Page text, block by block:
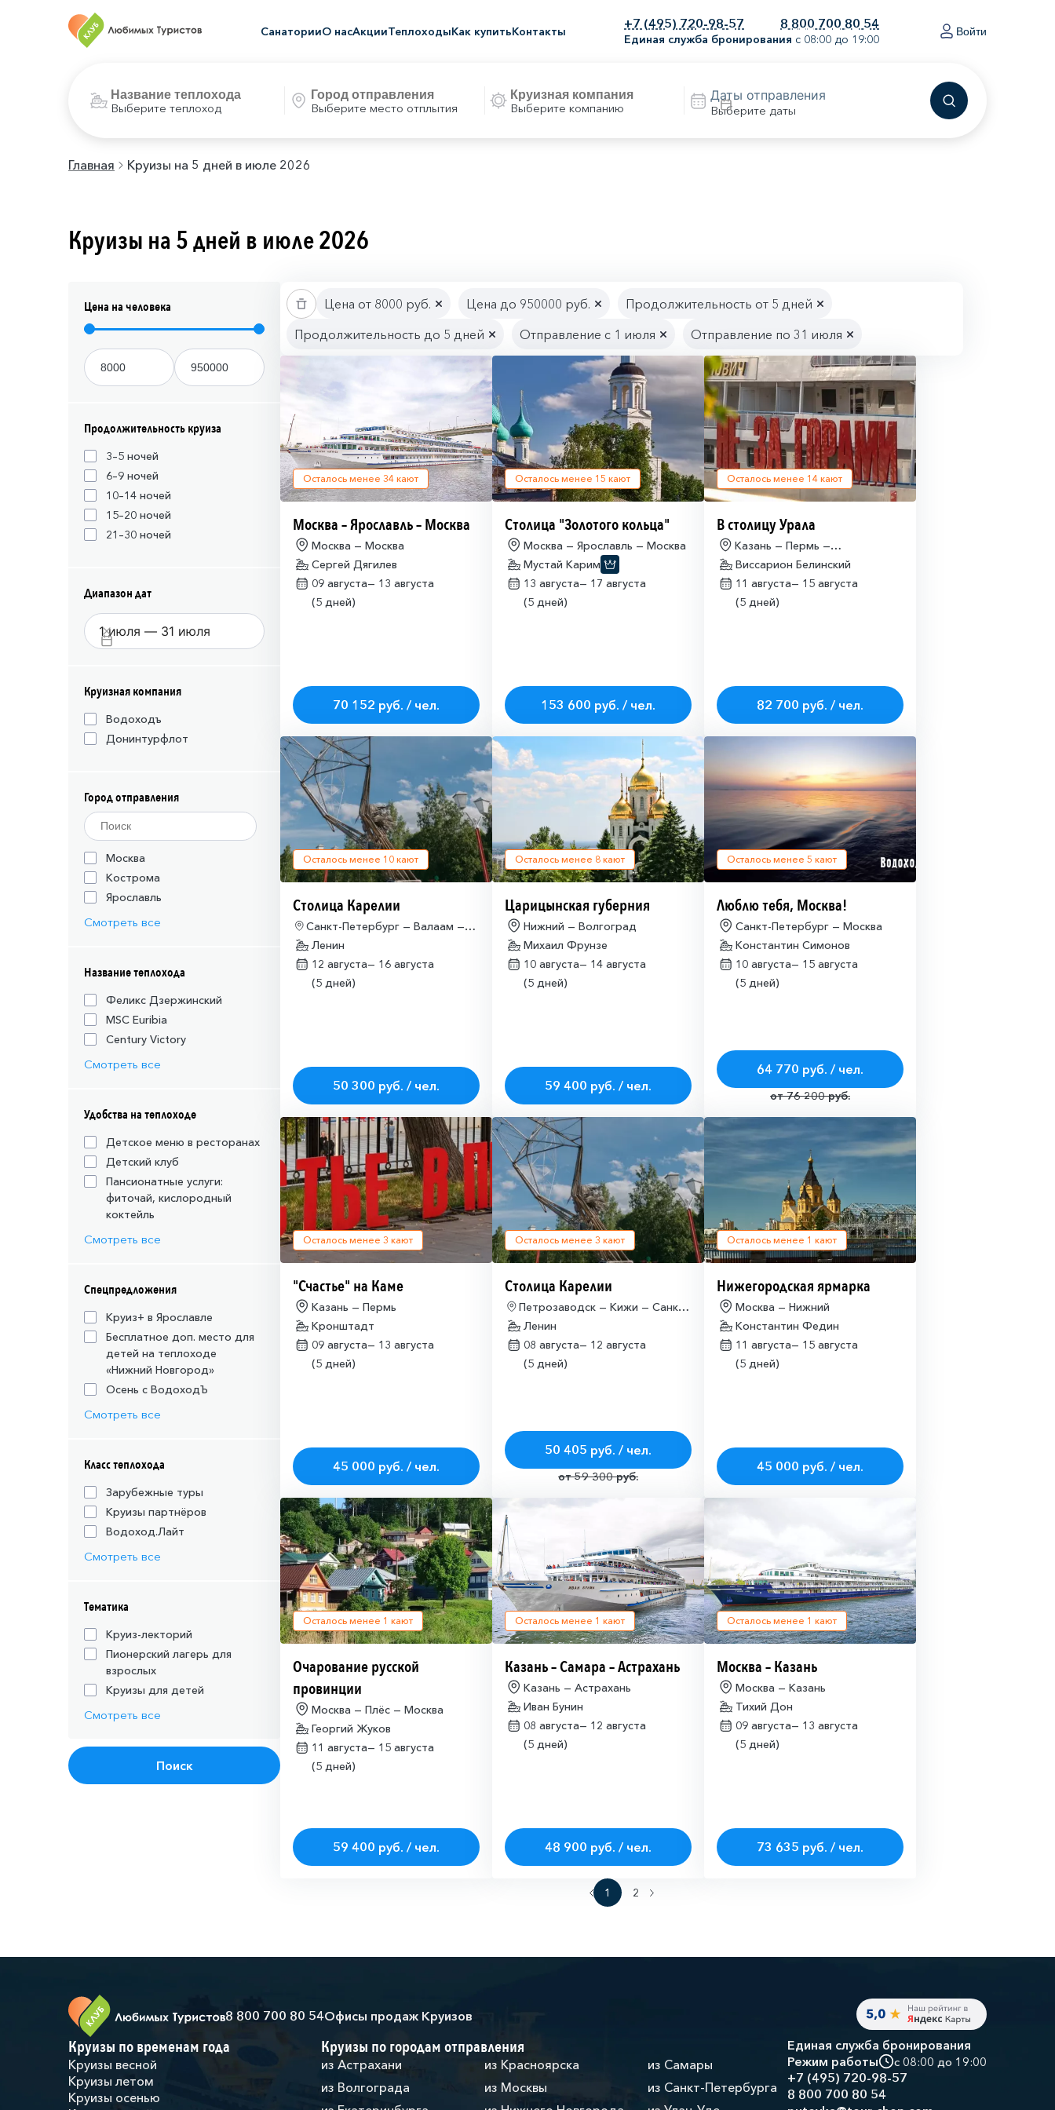
СанаторииО насАкцииТеплоходыКак купитьКонтакты
+7 (495) 720-98-57 8 800 700 80 54
Единая служба бронирования с 08:00 до 19:00
Войти
Выберите теплоход Выберите место отплытия Выберите компанию Выберите даты
Главная Круизы на 5 дней в июле 2026
Круизы на 5 дней в июле 2026
Цена на человека
Продолжительность круиза
3–5 ночей
6–9 ночей
10–14 ночей
15–20 ночей
21–30 ночей
Диапазон дат
Круизная компания
Водоходъ
Донинтурфлот
Город отправления
Москва
Кострома
Ярославль
Смотреть все
Название теплохода
Феликс Дзержинский
MSC Euribia
Century Victory
Смотреть все
Удобства на теплоходе
Детское меню в ресторанах
Детский клуб
Пансионатные услуги:
фиточай, кислородный
коктейль
Смотреть все
Спецпредложения
Круиз+ в Ярославле
Бесплатное доп. место для
детей на теплоходе
«Нижний Новгород»
Осень с ВодоходЪ
Смотреть все
Класс теплохода
Зарубежные туры
Круизы партнёров
Водоход.Лайт
Смотреть все
Тематика
Круиз-лекторий
Пионерский лагерь для
взрослых
Круизы для детей
Смотреть все
Поиск
Цена от 8000 руб. Цена до 950000 руб.
Продолжительность от 5 дней
Продолжительность до 5 дней
Отправление с 1 июля Отправление по 31 июля
Осталось менее 34 кают
Москва – Ярославль – Москва
Москва — Москва
Сергей Дягилев
09 августа— 13 августа
(5 дней)
70 152 руб. / чел.
Осталось менее 15 кают
Столица "Золотого кольца"
Москва — Ярославль — Москва
Мустай Карим
13 августа— 17 августа
(5 дней)
153 600 руб. / чел.
Осталось менее 14 кают
В столицу Урала
Казань — Пермь —
Екатеринбург
Виссарион Белинский
11 августа— 15 августа
(5 дней)
82 700 руб. / чел.
Осталось менее 10 кают
Столица Карелии
Санкт-Петербург — Валаам —
Петрозаводск
Ленин
12 августа— 16 августа
(5 дней)
50 300 руб. / чел.
Осталось менее 8 кают
Царицынская губерния
Нижний — Волгоград
Михаил Фрунзе
10 августа— 14 августа
(5 дней)
59 400 руб. / чел.
Осталось менее 5 кают
Люблю тебя, Москва!
Санкт-Петербург — Москва
Константин Симонов
10 августа— 15 августа
(5 дней)
64 770 руб. / чел.
от 76 200 руб.
Осталось менее 3 кают
"Счастье" на Каме
Казань — Пермь
Кронштадт
09 августа— 13 августа
(5 дней)
45 000 руб. / чел.
Осталось менее 3 кают
Столица Карелии
Петрозаводск — Кижи — Санкт-
Петербург
Ленин
08 августа— 12 августа
(5 дней)
50 405 руб. / чел.
от 59 300 руб.
Осталось менее 1 кают
Нижегородская ярмарка
Москва — Нижний
Константин Федин
11 августа— 15 августа
(5 дней)
45 000 руб. / чел.
Осталось менее 1 кают
Очарование русской
провинции
Москва — Плёс — Москва
Георгий Жуков
11 августа— 15 августа
(5 дней)
59 400 руб. / чел.
Осталось менее 1 кают
Казань – Самара – Астрахань
Казань — Астрахань
Иван Бунин
08 августа— 12 августа
(5 дней)
48 900 руб. / чел.
Осталось менее 1 кают
Москва – Казань
Москва — Казань
Тихий Дон
09 августа— 13 августа
(5 дней)
73 635 руб. / чел.
1 2
8 800 700 80 54Офисы продаж Круизов
Круизы по временам года
Круизы весной
Круизы летом
Круизы осенью
Круизы по городам отправления
из Астрахани
из Волгограда
из Красноярска
из Москвы
из Самары
из Санкт-Петербурга
Единая служба бронирования
Режим работы
с 08:00 до 19:00
+7 (495) 720-98-57
8 800 700 80 54